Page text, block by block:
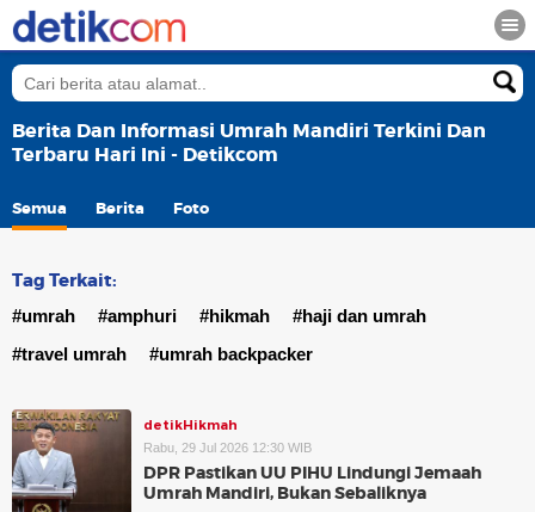
Berita Dan Informasi Umrah Mandiri Terkini Dan
Terbaru Hari Ini - Detikcom
Semua Berita Foto
Tag Terkait:
#umrah #amphuri #hikmah
#haji dan umrah
#travel umrah
#umrah backpacker
detikHikmah
Rabu, 29 Jul 2026 12:30 WIB
DPR Pastikan UU PIHU Lindungi Jemaah
Umrah Mandiri, Bukan Sebaliknya